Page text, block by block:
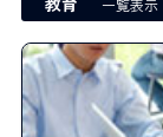
一覧表示